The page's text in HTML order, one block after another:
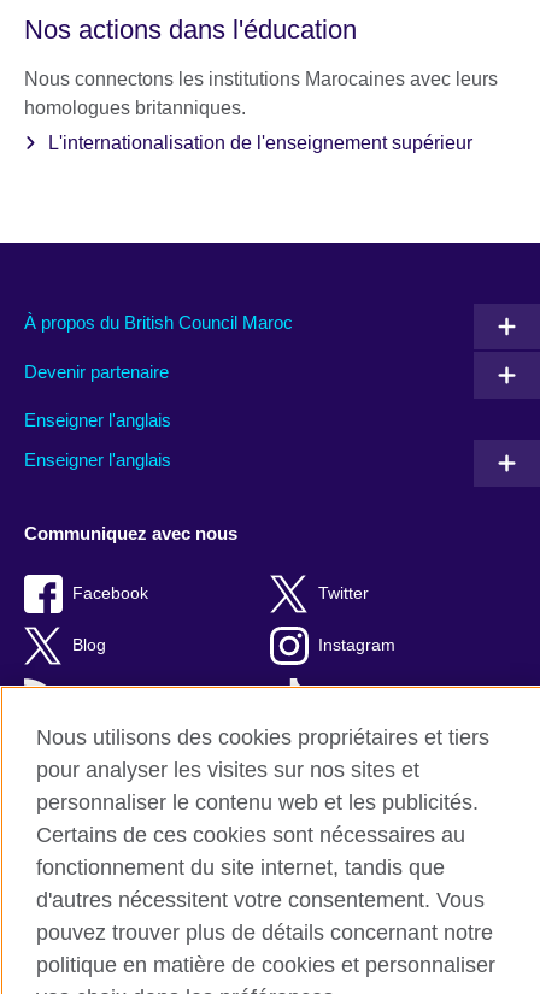
Nos actions dans l'éducation
Nous connectons les institutions Marocaines avec leurs
homologues britanniques.
L'internationalisation de l'enseignement supérieur
À propos du British Council Maroc
Devenir partenaire
Enseigner l'anglais
Enseigner l'anglais
Communiquez avec nous
Facebook Twitter
Blog Instagram
Youtube
British Council Global
Confidentialité et conditions d'utilisation
Cookies
Plan du site
Nous utilisons des cookies propriétaires et tiers
pour analyser les visites sur nos sites et
personnaliser le contenu web et les publicités.
Certains de ces cookies sont nécessaires au
fonctionnement du site internet, tandis que
d'autres nécessitent votre consentement. Vous
pouvez trouver plus de détails concernant notre
politique en matière de cookies et personnaliser